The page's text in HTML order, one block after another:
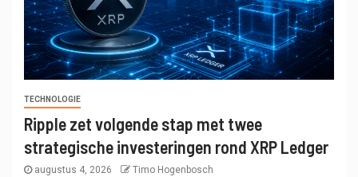
TECHNOLOGIE
Ripple zet volgende stap met twee
strategische investeringen rond XRP Ledger
augustus 4, 2026 Timo Hogenbosch